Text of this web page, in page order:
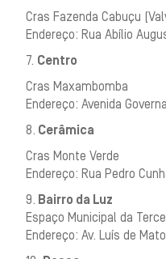
Cras Fazenda Cabuçu
Endereço: Rua Abílio
7. Centro
Cras Maxambomba
Endereço: Avenida
8. Cerâmica
Cras Monte Verde
Endereço: Rua Pedro
9. Bairro da Luz
Espaço Municipal da
Endereço: Av. Luís de